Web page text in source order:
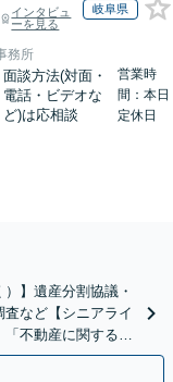
インタビュ
ーを見る
岐阜県
務所
面談方法(対面・
電話・ビデオな
ど)は応相談
営業時
間：本日
定休日
】遺産分割協議・
など【シニアライ
不動産に関する相
談）】